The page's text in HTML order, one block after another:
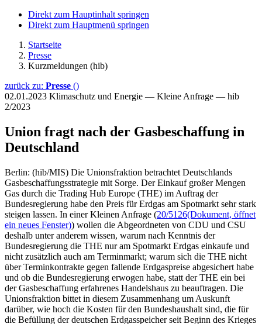
Direkt zum Hauptinhalt springen
Direkt zum Hauptmenü springen
Startseite
Presse
Kurzmeldungen (hib)
zurück zu: Presse ()
02.01.2023 Klimaschutz und Energie — Kleine Anfrage — hib
2/2023
Union fragt nach der Gasbeschaffung in
Deutschland
Berlin: (hib/MIS) Die Unionsfraktion betrachtet Deutschlands
Gasbeschaffungsstrategie mit Sorge. Der Einkauf großer Mengen
Gas durch die Trading Hub Europe (THE) im Auftrag der
Bundesregierung habe den Preis für Erdgas am Spotmarkt sehr stark
steigen lassen. In einer Kleinen Anfrage (20/5126(Dokument, öffnet
ein neues Fenster)) wollen die Abgeordneten von CDU und CSU
deshalb unter anderem wissen, warum nach Kenntnis der
Bundesregierung die THE nur am Spotmarkt Erdgas einkaufe und
nicht zusätzlich auch am Terminmarkt; warum sich die THE nicht
über Terminkontrakte gegen fallende Erdgaspreise abgesichert habe
und ob die Bundesregierung erwogen habe, statt der THE ein bei
der Gasbeschaffung erfahrenes Handelshaus zu beauftragen. Die
Unionsfraktion bittet in diesem Zusammenhang um Auskunft
darüber, wie hoch die Kosten für den Bundeshaushalt sind, die für
die Befüllung der deutschen Erdgasspeicher seit Beginn des Krieges